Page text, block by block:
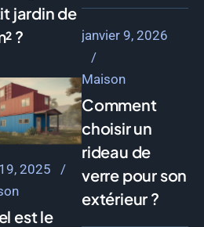
jardin de
?
2025
est le
janvier 9, 2026
Maison
Comment
choisir un
rideau de
verre pour son
extérieur ?